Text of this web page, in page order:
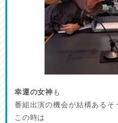
幸運の女神 も
番組出演の機会が結構あるそ
この時は